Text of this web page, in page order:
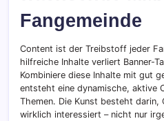
Fangemeinde
Content ist der Treibstoff jeder
hilfreiche Inhalte verliert Banner-
Kombiniere diese Inhalte mit gut
entsteht eine dynamische, aktive
Themen. Die Kunst besteht darin,
wirklich interessiert – nicht nur